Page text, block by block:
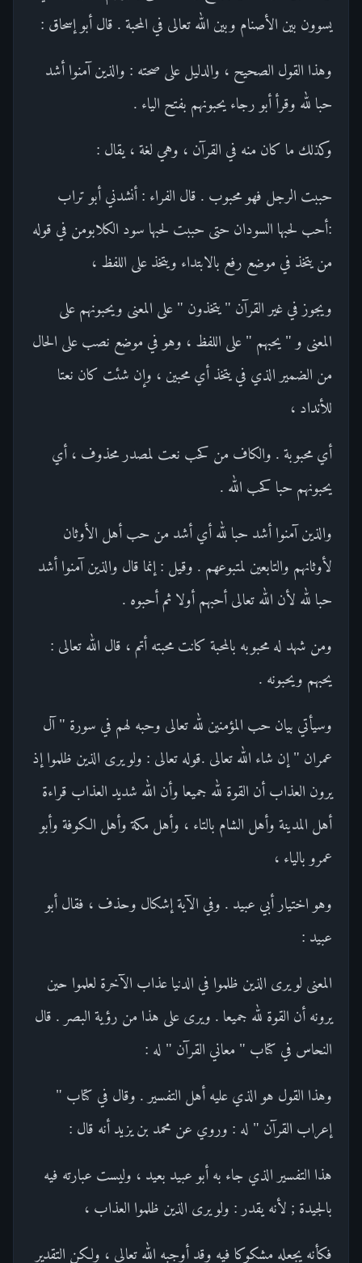
يسوون بين الأصنام وبين الله تعالى في المحبة . قال أبو إسحاق :
وهذا القول الصحيح ، والدليل على صحته : والذين آمنوا أشد
حبا لله وقرأ أبو رجاء يحبونهم بفتح الياء .
وكذلك ما كان منه في القرآن ، وهي لغة ، يقال :
حببت الرجل فهو محبوب . قال الفراء : أنشدني أبو تراب
:أحب لحبها السودان حتى حببت لحبها سود الكلابومن في قوله
من يتخذ في موضع رفع بالابتداء ويتخذ على اللفظ ،
ويجوز في غير القرآن " يتخذون " على المعنى ويحبونهم على
المعنى و " يحبهم " على اللفظ ، وهو في موضع نصب على الحال
من الضمير الذي في يتخذ أي محبين ، وإن شئت كان نعتا
للأنداد ،
أي محبوبة . والكاف من كحب نعت لمصدر محذوف ، أي
يحبونهم حبا كحب الله .
والذين آمنوا أشد حبا لله أي أشد من حب أهل الأوثان
لأوثانهم والتابعين لمتبوعهم . وقيل : إنما قال والذين آمنوا أشد
حبا لله لأن الله تعالى أحبهم أولا ثم أحبوه .
ومن شهد له محبوبه بالمحبة كانت محبته أتم ، قال الله تعالى :
يحبهم ويحبونه .
وسيأتي بيان حب المؤمنين لله تعالى وحبه لهم في سورة " آل
عمران " إن شاء الله تعالى .قوله تعالى : ولو يرى الذين ظلموا إذ
يرون العذاب أن القوة لله جميعا وأن الله شديد العذاب قراءة
أهل المدينة وأهل الشام بالتاء ، وأهل مكة وأهل الكوفة وأبو
عمرو بالياء ،
وهو اختيار أبي عبيد . وفي الآية إشكال وحذف ، فقال أبو
عبيد :
المعنى لو يرى الذين ظلموا في الدنيا عذاب الآخرة لعلموا حين
يرونه أن القوة لله جميعا . ويرى على هذا من رؤية البصر . قال
النحاس في كتاب " معاني القرآن " له :
وهذا القول هو الذي عليه أهل التفسير . وقال في كتاب "
إعراب القرآن " له : وروي عن محمد بن يزيد أنه قال :
هذا التفسير الذي جاء به أبو عبيد بعيد ، وليست عبارته فيه
بالجيدة ; لأنه يقدر : ولو يرى الذين ظلموا العذاب ،
فكأنه يجعله مشكوكا فيه وقد أوجبه الله تعالى ، ولكن التقدير